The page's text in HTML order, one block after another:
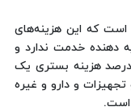
است که این هزینه‌های
دهنده خدمت ندارد و
پزشک نمی‌رود؛ چراکه بیش از ۹۳ درصد هزینه‌ بستری یک
و دارو و غیره
است.